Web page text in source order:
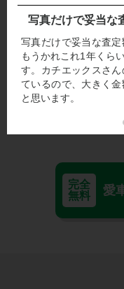
写真だけで妥当な
写真だけで妥当な査定
もうかれこれ1年くら
す。カチエックスさ
ているので、大きく
と思います。
完全
無料
愛